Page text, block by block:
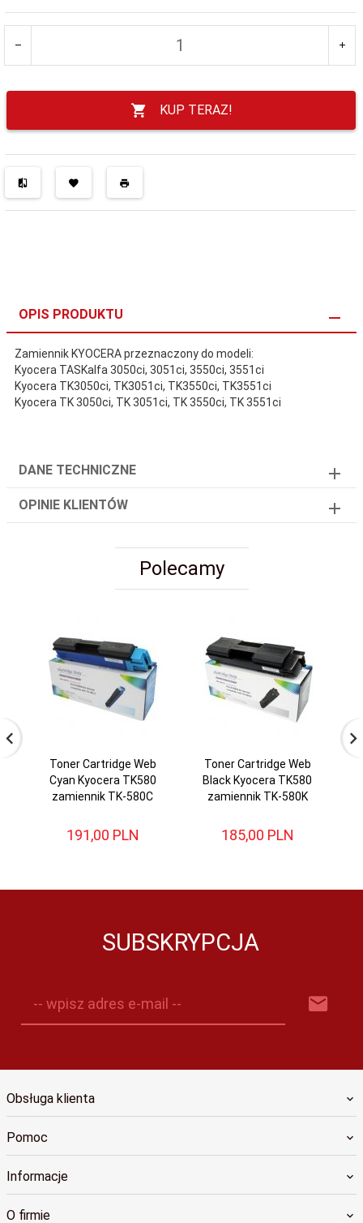
KUP TERAZ!
OPIS PRODUKTU
Zamiennik KYOCERA przeznaczony do modeli:
Kyocera TASKalfa 3050ci, 3051ci, 3550ci, 3551ci
Kyocera TK3050ci, TK3051ci, TK3550ci, TK3551ci
Kyocera TK 3050ci, TK 3051ci, TK 3550ci, TK 3551ci
DANE TECHNICZNE
OPINIE KLIENTÓW
Polecamy
Toner Cartridge Web
Cyan Kyocera TK580
zamiennik TK-580C
191,00 PLN
Toner Cartridge Web
Black Kyocera TK580
zamiennik TK-580K
185,00 PLN
SUBSKRYPCJA
-- wpisz adres e-mail --
Obsługa klienta
Pomoc
Informacje
O firmie